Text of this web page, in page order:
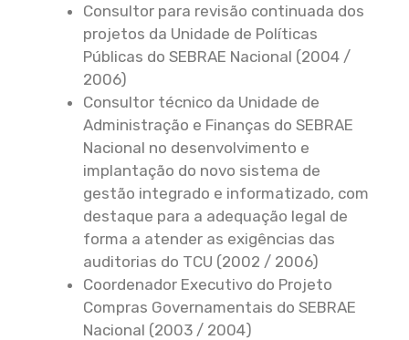
Consultor para revisão continuada dos
projetos da Unidade de Políticas
Públicas do SEBRAE Nacional (2004 /
2006)
Consultor técnico da Unidade de
Administração e Finanças do SEBRAE
Nacional no desenvolvimento e
implantação do novo sistema de
gestão integrado e informatizado, com
destaque para a adequação legal de
forma a atender as exigências das
auditorias do TCU (2002 / 2006)
Coordenador Executivo do Projeto
Compras Governamentais do SEBRAE
Nacional (2003 / 2004)